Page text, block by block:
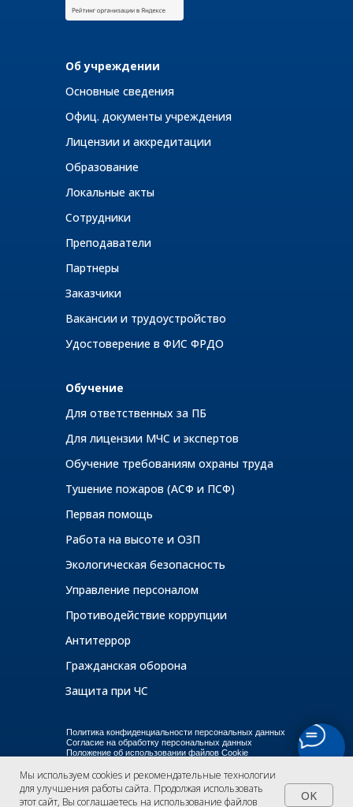
Экологическая безопасность
Антитеррор
Противодействие коррупции
Гражданская оборона
Защита при ЧС
Управление персоналом
Обучение
Для ответственных за ПБ
Тушение пожаров (АСФ и ПСФ)
Первая помощь
Работа на высоте и ОЗП
Для лицензии МЧС и экспертов
Обучение требованиям охраны труда
Преподаватели
Партнеры
Заказчики
Вакансии и трудоустройство
Удостоверение в ФИС ФРДО
Об учреждении
Основные сведения
Офиц. документы учреждения
Лицензии и аккредитации
Образование
Локальные акты
Сотрудники
Политика конфиденциальности персональных данных
Согласие на обработку персональных данных
Положение об использовании файлов Cookie
Разработка и продвижение:
маркетинговое агентство САЧАВА
Мы используем cookies и рекомендательные технологии
для улучшения работы сайта. Продолжая использовать
этот сайт, Вы соглашаетесь на использование файлов OK